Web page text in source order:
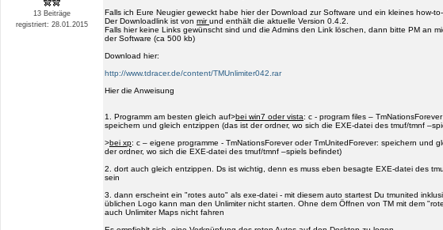
13 Beiträge
registriert: 28.01.2015
Falls ich Eure Neugier geweckt habe hier der Download zur Software und ein kleines how-to-
Der Downloadlink ist von mirund enthält die aktuelle Version 0.4.2.
Falls hier keine Links gewünscht sind und die Admins den Link löschen, dann bitte PM an
der Software (ca 500 kb)
Download hier:
http://www.tdracer.de/content/TMUnlimiter042.rar
Hier die Anweisung
1. Programm am besten gleich auf>bei win7 oder vista: c - program files –
speichern und gleich entzippen (das ist der ordner, wo sich die EXE-datei des tmuf/tmnf
>bei xp: c – eigene programme - TmNationsForever oder TmUnitedForever: speichern und
der ordner, wo sich die EXE-datei des tmuf/tmnf –spiels befindet)
2. dort auch gleich entzippen. Ds ist wichtig, denn es muss eben besagte EXE-datei des
sein
3. dann erscheint ein "rotes auto" als exe-datei - mit diesem auto startest Du tmunited
üblichen Logo kann man den Unlimiter nicht starten. Ohne dem Öffnen von TM mit dem
auch Unlimiter Maps nicht fahren